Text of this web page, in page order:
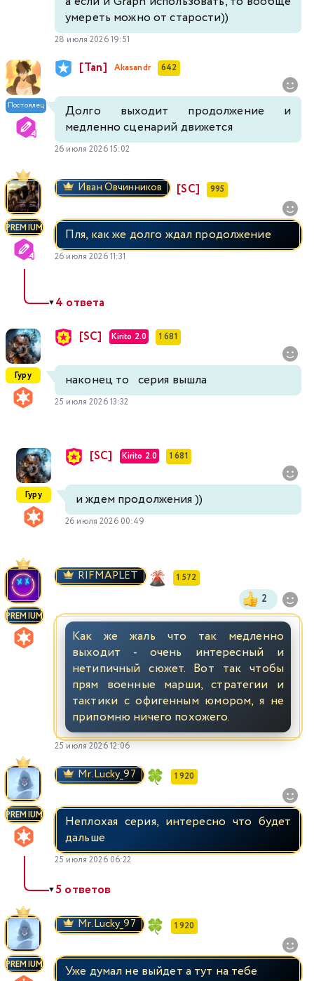
умереть можно от старости))
28 июля 2026 19:51
Постоялец
[Tan] Akasandr 642
Долго выходит продолжение и
медленно сценарий движется
26 июля 2026 15:02
PREMIUM
Иван Овчинников [SC] 995
Пля, как же долго ждал продолжение
26 июля 2026 11:31
▼4 ответа
Гуру
[SC] Kirito 2.0 1 681
наконец то серия вышла
25 июля 2026 13:32
Гуру
[SC] Kirito 2.0 1 681
и ждем продолжения ))
26 июля 2026 00:49
PREMIUM
RIFMAPLET 1 572
2
Как же жаль что так медленно
выходит - очень интересный и
нетипичный сюжет. Вот так чтобы
прям военные марши, стратегии и
тактики с офигенным юмором, я не
припомню ничего похожего.
25 июля 2026 12:06
PREMIUM
Mr.Lucky_97 1 920
Неплохая серия, интересно что будет
дальше
25 июля 2026 06:22
▼5 ответов
PREMIUM
Mr.Lucky_97 1 920
Уже думал не выйдет а тут на тебе